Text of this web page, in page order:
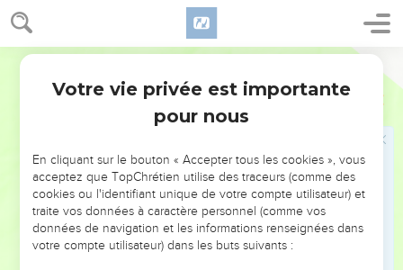
2 Rois 11
une conspiration ! »
Alors le prêtre Jehojada donna cet ordre aux chefs de
centaines qui étaient à la tête de l'armée : « Faites-la sortir
des rangs et tuez par l'épée toute personne qui la suivra. »
En effet, le prêtre avait interdit qu'elle soit mise à mort dans
On l’entraîna de force et elle arriva au palais royal par
l'entrée des chevaux. C'est là qu'elle fut mise à mort.
Jehojada conclut entre l'Eternel, le roi et le peuple une
alliance par laquelle ils devaient être le peuple de l'Eternel ;
il établit aussi une alliance entre le roi et le peuple.
Votre vie privée est importante
pour nous
En cliquant sur le bouton « Accepter tous les cookies », vous
acceptez que TopChrétien utilise des traceurs (comme des
cookies ou l'identifiant unique de votre compte utilisateur) et
traite vos données à caractère personnel (comme vos
données de navigation et les informations renseignées dans
votre compte utilisateur) dans les buts suivants :